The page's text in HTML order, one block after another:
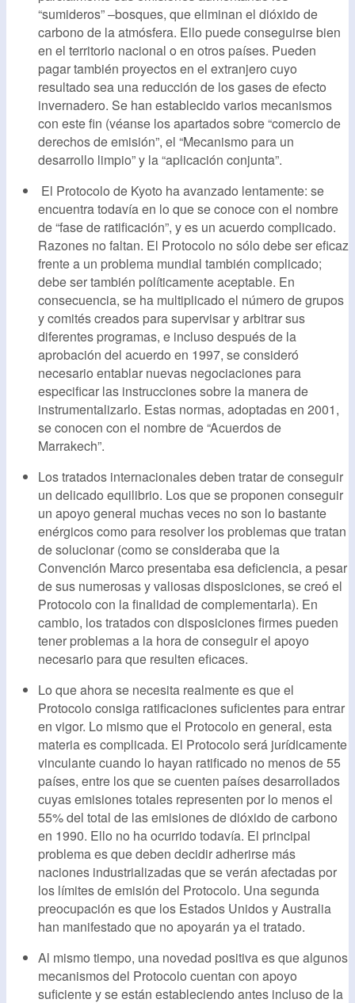
“sumideros” –bosques, que eliminan el dióxido de
carbono de la atmósfera. Ello puede conseguirse bien
en el territorio nacional o en otros países. Pueden
pagar también proyectos en el extranjero cuyo
resultado sea una reducción de los gases de efecto
invernadero. Se han establecido varios mecanismos
con este fin (véanse los apartados sobre “comercio de
derechos de emisión”, el “Mecanismo para un
desarrollo limpio” y la “aplicación conjunta”.
El Protocolo de Kyoto ha avanzado lentamente: se
encuentra todavía en lo que se conoce con el nombre
de “fase de ratificación”, y es un acuerdo complicado.
Razones no faltan. El Protocolo no sólo debe ser eficaz
frente a un problema mundial también complicado;
debe ser también políticamente aceptable. En
consecuencia, se ha multiplicado el número de grupos
y comités creados para supervisar y arbitrar sus
diferentes programas, e incluso después de la
aprobación del acuerdo en 1997, se consideró
necesario entablar nuevas negociaciones para
especificar las instrucciones sobre la manera de
instrumentalizarlo. Estas normas, adoptadas en 2001,
se conocen con el nombre de “Acuerdos de
Marrakech”.
Los tratados internacionales deben tratar de conseguir
un delicado equilibrio. Los que se proponen conseguir
un apoyo general muchas veces no son lo bastante
enérgicos como para resolver los problemas que tratan
de solucionar (como se consideraba que la
Convención Marco presentaba esa deficiencia, a pesar
de sus numerosas y valiosas disposiciones, se creó el
Protocolo con la finalidad de complementarla). En
cambio, los tratados con disposiciones firmes pueden
tener problemas a la hora de conseguir el apoyo
necesario para que resulten eficaces.
Lo que ahora se necesita realmente es que el
Protocolo consiga ratificaciones suficientes para entrar
en vigor. Lo mismo que el Protocolo en general, esta
materia es complicada. El Protocolo será jurídicamente
vinculante cuando lo hayan ratificado no menos de 55
países, entre los que se cuenten países desarrollados
cuyas emisiones totales representen por lo menos el
55% del total de las emisiones de dióxido de carbono
en 1990. Ello no ha ocurrido todavía. El principal
problema es que deben decidir adherirse más
naciones industrializadas que se verán afectadas por
los límites de emisión del Protocolo. Una segunda
preocupación es que los Estados Unidos y Australia
han manifestado que no apoyarán ya el tratado.
Al mismo tiempo, una novedad positiva es que algunos
mecanismos del Protocolo cuentan con apoyo
suficiente y se están estableciendo antes incluso de la